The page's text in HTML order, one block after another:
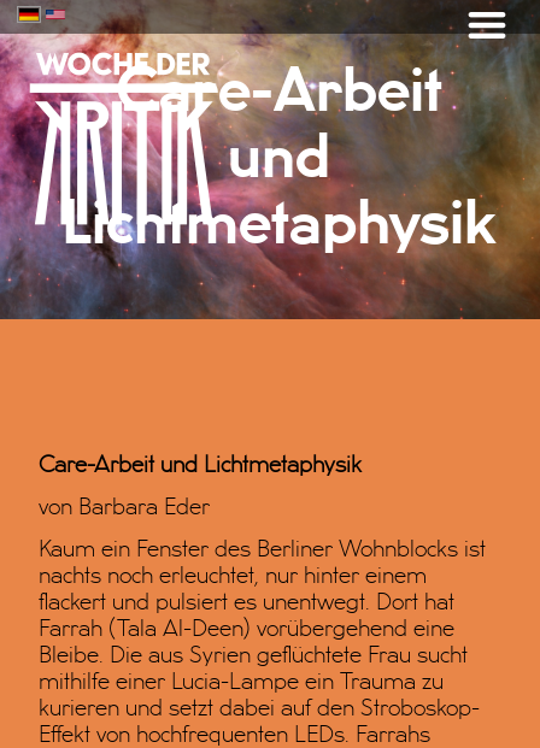
Care-Arbeit
und
Lichtmetaphysik
Care-Arbeit und Lichtmetaphysik
von Barbara Eder
Kaum ein Fenster des Berliner Wohnblocks ist
nachts noch erleuchtet, nur hinter einem
flackert und pulsiert es unentwegt. Dort hat
Farrah (Tala Al-Deen) vorübergehend eine
Bleibe. Die aus Syrien geflüchtete Frau sucht
mithilfe einer Lucia-Lampe ein Trauma zu
kurieren und setzt dabei auf den Stroboskop-
Effekt von hochfrequenten LEDs. Farrahs